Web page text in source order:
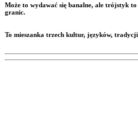
Może to wydawać się banalne, ale trójstyk
granic.
To mieszanka trzech kultur, języków,